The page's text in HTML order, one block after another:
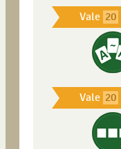
Vale 20
Vale 20